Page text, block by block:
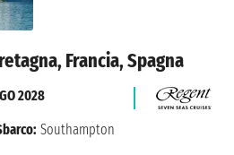
Francia, Spagna
2028
Southampton